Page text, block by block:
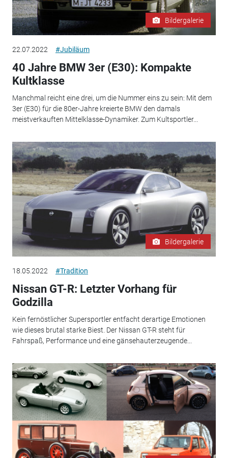
Bildergalerie
22.07.2022 #Jubiläum
40 Jahre BMW 3er (E30): Kompakte
Kultklasse
Manchmal reicht eine drei, um die Nummer eins zu sein: Mit dem
3er (E30) für die 80er-Jahre kreierte BMW den damals
meistverkauften Mittelklasse-Dynamiker. Zum Kultsportler...
Bildergalerie
18.05.2022 #Tradition
Nissan GT-R: Letzter Vorhang für
Godzilla
Kein fernöstlicher Supersportler entfacht derartige Emotionen
wie dieses brutal starke Biest. Der Nissan GT-R steht für
Fahrspaß, Performance und eine gänsehauterzeugende...